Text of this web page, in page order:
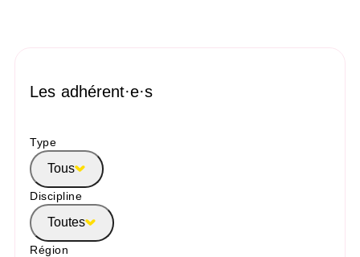
Les adhérent·e·s
Type
Tous
Discipline
Toutes
Région